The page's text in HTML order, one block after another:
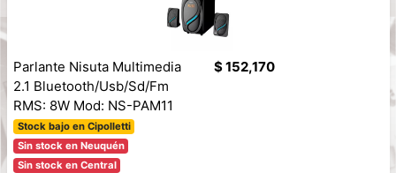
Parlante Nisuta Multimedia
2.1 Bluetooth/Usb/Sd/Fm
RMS: 8W Mod: NS-PAM11
Stock bajo en Cipolletti
Sin stock en Neuquén
Sin stock en Central
$ 152,170